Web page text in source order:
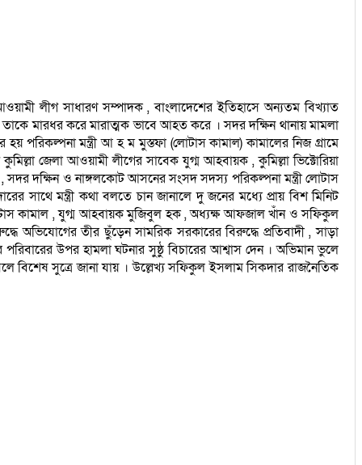
লীগ সাধারণ সম্পাদক , বাংলাদেশের ইতিহাসে অন্যতম বিখ্যাত
মারধর করে মারাত্মক ভাবে আহত করে । সদর দক্ষিন থানায় মামলা
পরিকল্পনা মন্ত্রী আ হ ম মুস্তফা (লোটাস কামাল) কামালের নিজ গ্রামে
জেলা আওয়ামী লীগের সাবেক যুগ্ম আহবায়ক , কুমিল্লা ভিক্টোরিয়া
সদর দক্ষিন ও নাঙ্গলকোট আসনের সংসদ সদস্য পরিকল্পনা মন্ত্রী লোটাস
মন্ত্রী কথা বলতে চান জানালে দু জনের মধ্যে প্রায় বিশ মিনিট
কামাল , যুগ্ম আহবায়ক মুজিবুল হক , অধ্যক্ষ আফজাল খাঁন ও সফিকুল
অভিযোগের তীর ছুঁড়েন সামরিক সরকারের বিরুদ্ধে প্রতিবাদী , সাড়া
উপর হামলা ঘটনার সুষ্ঠু বিচারের আশ্বাস দেন । অভিমান ভুলে
বিশেষ সুত্রে জানা যায় । উল্লেখ্য সফিকুল ইসলাম সিকদার রাজনৈতিক